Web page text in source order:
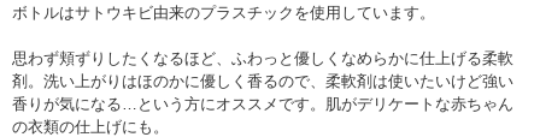
ボトルはサトウキビ由来のプラスチックを使用しています。
思わず頬ずりしたくなるほど、ふわっと優しくなめらかに仕上げる柔軟
剤。洗い上がりはほのかに優しく香るので、柔軟剤は使いたいけど強い
香りが気になる…という方にオススメです。肌がデリケートな赤ちゃん
の衣類の仕上げにも。